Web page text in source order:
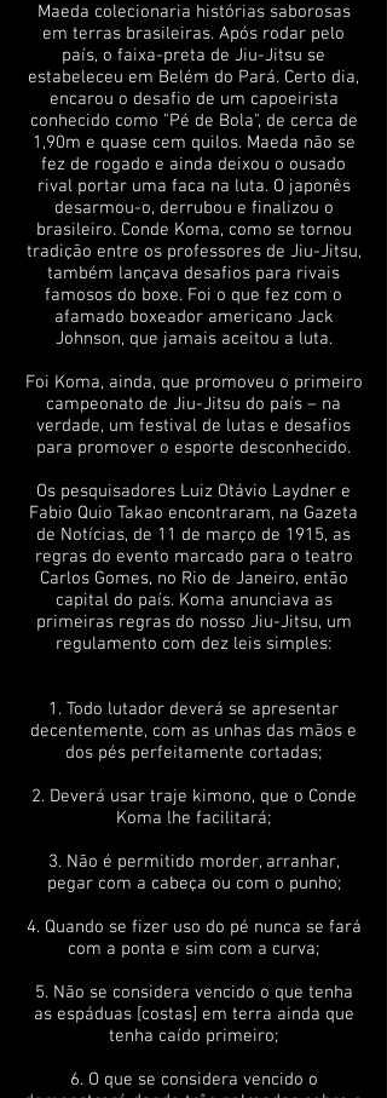
Maeda colecionaria histórias saborosas
em terras brasileiras. Após rodar pelo
país, o faixa-preta de Jiu-Jitsu se
estabeleceu em Belém do Pará. Certo dia,
encarou o desafio de um capoeirista
conhecido como "Pé de Bola", de cerca de
1,90m e quase cem quilos. Maeda não se
fez de rogado e ainda deixou o ousado
rival portar uma faca na luta. O japonês
desarmou-o, derrubou e finalizou o
brasileiro. Conde Koma, como se tornou
tradição entre os professores de Jiu-Jitsu,
também lançava desafios para rivais
famosos do boxe. Foi o que fez com o
afamado boxeador americano Jack
Johnson, que jamais aceitou a luta.
Foi Koma, ainda, que promoveu o primeiro
campeonato de Jiu-Jitsu do país – na
verdade, um festival de lutas e desafios
para promover o esporte desconhecido.
Os pesquisadores Luiz Otávio Laydner e
Fabio Quio Takao encontraram, na Gazeta
de Notícias, de 11 de março de 1915, as
regras do evento marcado para o teatro
Carlos Gomes, no Rio de Janeiro, então
capital do país. Koma anunciava as
primeiras regras do nosso Jiu-Jitsu, um
regulamento com dez leis simples:
1. Todo lutador deverá se apresentar
decentemente, com as unhas das mãos e
dos pés perfeitamente cortadas;
2. Deverá usar traje kimono, que o Conde
Koma lhe facilitará;
3. Não é permitido morder, arranhar,
pegar com a cabeça ou com o punho;
4. Quando se fizer uso do pé nunca se fará
com a ponta e sim com a curva;
5. Não se considera vencido o que tenha
as espáduas [costas] em terra ainda que
tenha caído primeiro;
6. O que se considera vencido o